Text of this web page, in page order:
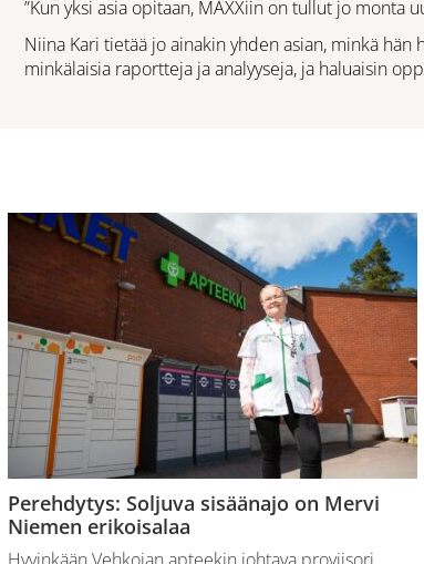
”Kun yksi asia opitaan, MAXXiin on tullut jo monta
Niina Kari tietää jo ainakin yhden asian, minkä hän
minkälaisia raportteja ja analyyseja, ja haluaisin
Perehdytys: Soljuva sisäänajo on Mervi
Niemen erikoisalaa